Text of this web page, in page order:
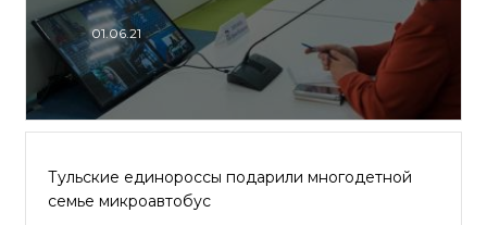
01.06.21
Тульские единороссы подарили многодетной
семье микроавтобус